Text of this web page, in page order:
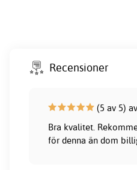
Recensioner
(5 av 5)
Bra kvalitet.
för denna än dom